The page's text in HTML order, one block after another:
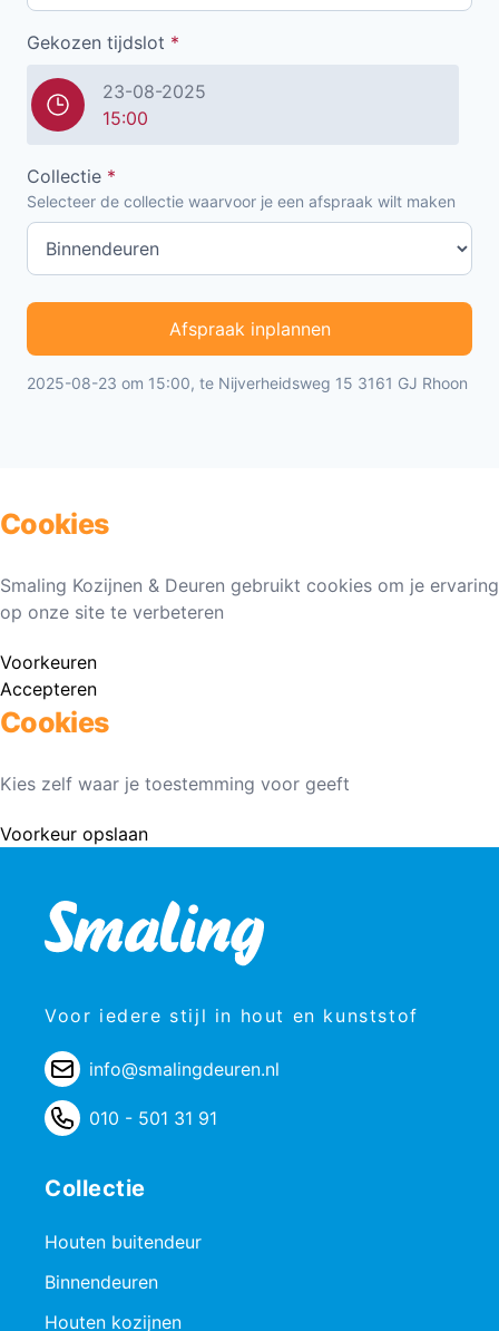
Gekozen tijdslot *
23-08-2025
15:00
Collectie *
Selecteer de collectie waarvoor je een afspraak wilt maken
Afspraak inplannen
2025-08-23 om 15:00, te Nijverheidsweg 15 3161 GJ Rhoon
Cookies
Smaling Kozijnen & Deuren gebruikt cookies om je ervaring
op onze site te verbeteren
Voorkeuren
Accepteren
Cookies
Kies zelf waar je toestemming voor geeft
Voorkeur opslaan
Voor iedere stijl in hout en kunststof
info@smalingdeuren.nl
010 - 501 31 91
Collectie
Houten buitendeur
Binnendeuren
Houten kozijnen